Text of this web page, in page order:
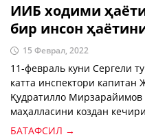
ИИБ ходими
бир инсон
15 Феврал, 2022
11-февраль куни Сергели
катта инспектори
Қудратилло Мирзарайимов
маҳалласини коздан
бермоқда шаҳар Ички
БАТАФСИЛ →